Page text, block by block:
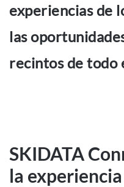
experiencias de
las
recintos de todo
SKIDATA
la